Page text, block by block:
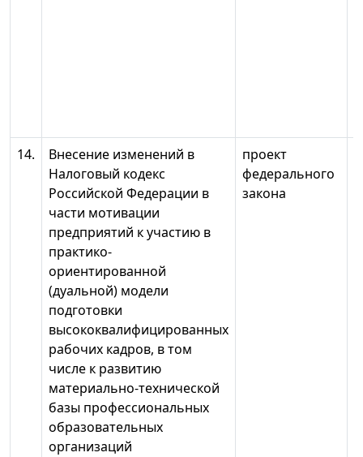
14.
Внесение изменений в
Налоговый кодекс
Российской Федерации в
части мотивации
предприятий к участию в
практико-
ориентированной
(дуальной) модели
подготовки
высококвалифицированных
рабочих кадров, в том
числе к развитию
материально-технической
базы профессиональных
образовательных
организаций
проект
федерального
закона